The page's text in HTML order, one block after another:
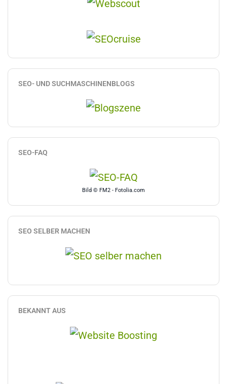
SEO- UND SUCHMASCHINENBLOGS
SEO-FAQ
Bild © FM2 - Fotolia.com
SEO SELBER MACHEN
BEKANNT AUS